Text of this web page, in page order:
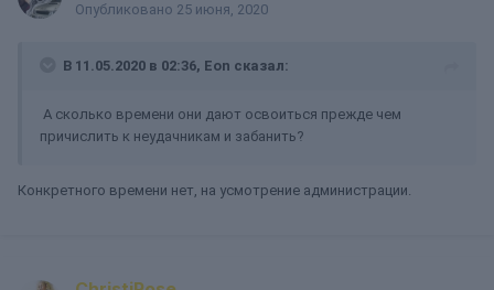
Опубликовано 25 июня, 2020
В 11.05.2020 в 02:36, Eon сказал:
А сколько времени они дают освоиться прежде чем
причислить к неудачникам и забанить?
Конкретного времени нет, на усмотрение администрации.